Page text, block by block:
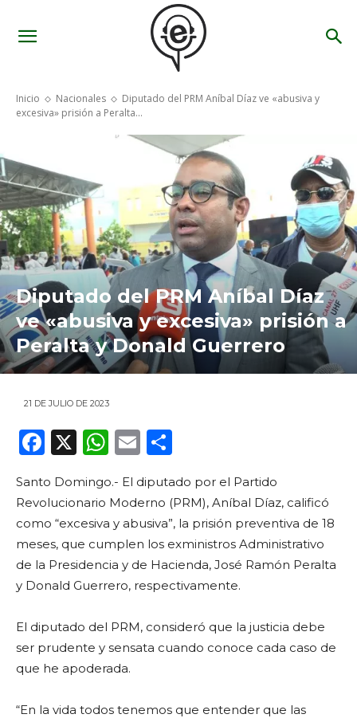
Inicio Nacionales
Diputado del PRM Aníbal Díaz ve «abusiva y
excesiva» prisión a Peralta...
Diputado del PRM Aníbal Díaz
ve «abusiva y excesiva» prisión a
Peralta y Donald Guerrero
21 DE JULIO DE 2023
F
c
e
b
o
o
k
X
W
a
ts
A
p
p
E
ai
l
m
p
ar
ti
r
Santo Domingo.- El diputado por el Partido
Revolucionario Moderno (PRM), Aníbal Díaz, calificó
como “excesiva y abusiva”, la prisión preventiva de 18
meses, que cumplen los exministros Administrativo
de la Presidencia y de Hacienda, José Ramón Peralta
y Donald Guerrero, respectivamente.
El diputado del PRM, consideró que la justicia debe
ser prudente y sensata cuando conoce cada caso de
que he apoderada.
“En la vida todos tenemos que entender que las